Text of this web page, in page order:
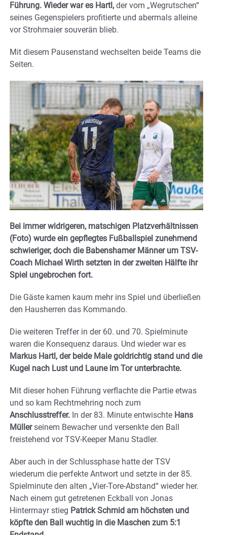
Führung. Wieder war es Hartl, der vom „Wegrutschen“
seines Gegenspielers profitierte und abermals alleine
vor Strohmaier souverän blieb.
Mit diesem Pausenstand wechselten beide Teams die
Seiten.
Bei immer widrigeren, matschigen Platzverhältnissen
(Foto) wurde ein gepflegtes Fußballspiel zunehmend
schwieriger, doch die Babenshamer Männer um TSV-
Coach Michael Wirth setzten in der zweiten Hälfte ihr
Spiel ungebrochen fort.
Die Gäste kamen kaum mehr ins Spiel und überließen
den Hausherren das Kommando.
Die weiteren Treffer in der 60. und 70. Spielminute
waren die Konsequenz daraus. Und wieder war es
Markus Hartl, der beide Male goldrichtig stand und die
Kugel nach Lust und Laune im Tor unterbrachte.
Mit dieser hohen Führung verflachte die Partie etwas
und so kam Rechtmehring noch zum
Anschlusstreffer. In der 83. Minute entwischte Hans
Müllerseinem Bewacher und versenkte den Ball
freistehend vor TSV-Keeper Manu Stadler.
Aber auch in der Schlussphase hatte der TSV
wiederum die perfekte Antwort und setzte in der 85.
Spielminute den alten „Vier-Tore-Abstand“ wieder her.
Nach einem gut getretenen Eckball von Jonas
Hintermayr stieg Patrick Schmid am höchsten und
köpfte den Ball wuchtig in die Maschen zum 5:1